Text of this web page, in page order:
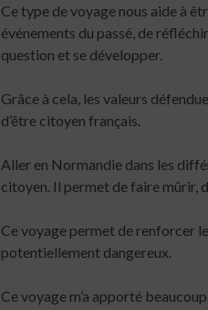
Ce type de voyage nous aide à
événements du passé, de
question et se développer.
Grâce à cela, les valeurs
d’être citoyen français.
Aller en Normandie dans les
citoyen. Il permet de faire mûrir,
Ce voyage permet de renforcer
potentiellement dangereux.
Ce voyage m’a apporté